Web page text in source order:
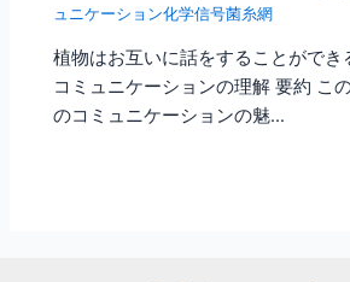
ュニケーション化学信号菌糸網
植物はお互いに話をすることができ
コミュニケーションの理解 要約 こ
のコミュニケーションの魅…